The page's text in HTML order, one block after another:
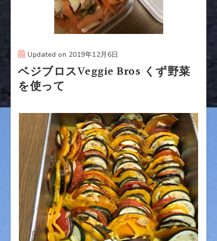
Updated on 2019年12月6日
ベジブロスVeggie Bros くず野菜
を使って